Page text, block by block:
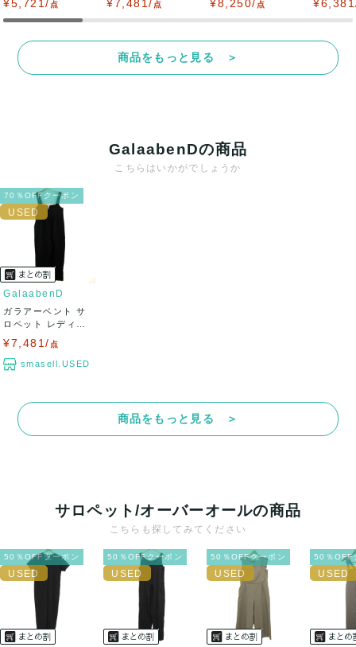
万が一、購入後に偽造品等が発覚しましたら、返品・返金に
決済方法
送料：¥1,650
出荷目安：5営業日以内
出荷予定日：なるべく最短で発送致します。
兵庫県から出荷
¥5,721/ 点 ¥7,481/ 点 ¥8,250/ 点
商品をもっと見る ＞
GalaabenDの商品
こちらはいかがでしょうか
70％OFFクーポン
GalaabenD
ガラアーベント サ
ロペット レディー
¥7,481/ 点
smasell.USED
商品をもっと見る ＞
サロペット/オーバーオールの商品
こちらも探してみてください
50％OFFクーポン 50％OFFクーポン 50％OFFクーポン 50％OFF